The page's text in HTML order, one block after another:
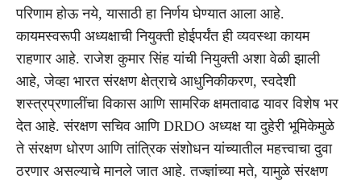
परिणाम होऊ नये, यासाठी हा निर्णय घेण्यात आला आहे.
कायमस्वरूपी अध्यक्षाची नियुक्ती होईपर्यंत ही व्यवस्था कायम
राहणार आहे. राजेश कुमार सिंह यांची नियुक्ती अशा वेळी झाली
आहे, जेव्हा भारत संरक्षण क्षेत्राचे आधुनिकीकरण, स्वदेशी
शस्त्रप्रणालींचा विकास आणि सामरिक क्षमतावाढ यावर विशेष भर
देत आहे. संरक्षण सचिव आणि DRDO अध्यक्ष या दुहेरी भूमिकेमुळे
ते संरक्षण धोरण आणि तांत्रिक संशोधन यांच्यातील महत्त्वाचा दुवा
ठरणार असल्याचे मानले जात आहे. तज्ज्ञांच्या मते, यामुळे संरक्षण